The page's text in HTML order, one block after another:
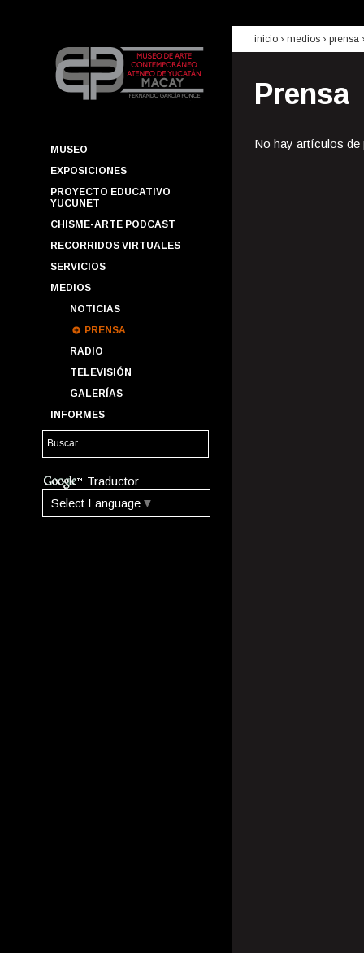
MUSEO
EXPOSICIONES
PROYECTO EDUCATIVO
YUCUNET
CHISME-ARTE PODCAST
RECORRIDOS VIRTUALES
SERVICIOS
MEDIOS
NOTICIAS
PRENSA
RADIO
TELEVISIÓN
GALERÍAS
INFORMES
Traductor
Select Language ▼
inicio › medios › prensa
Prensa
No hay artículos de